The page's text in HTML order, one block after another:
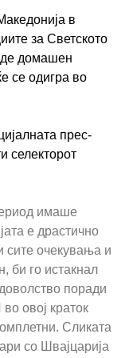
в
за Светското
домашен
се одигра во
прес-
селекторот
имаше
е драстично
сите очекувања и
би го истакнал
поради
овој краток
Сликата
со Швајцарија